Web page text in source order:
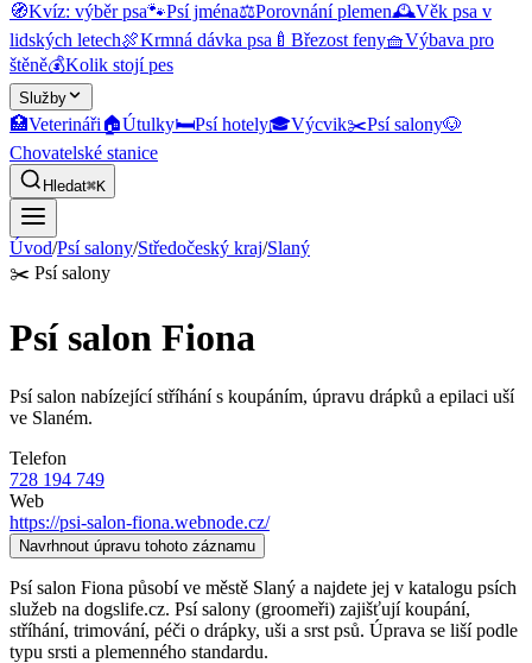
🧭Kvíz: výběr psa🐾Psí jména⚖️Porovnání plemen🕰️Věk psa v
lidských letech🍖Krmná dávka psa 🍼 Březost feny🧺Výbava pro
štěně💰Kolik stojí pes
Služby
🏥Veterináři🏠Útulky🛏️Psí hotely🎓Výcvik✂️Psí salony🐶
Chovatelské stanice
Hledat⌘K
Úvod/Psí salony/Středočeský kraj/Slaný
✂️ Psí salony
Psí salon Fiona
Psí salon nabízející stříhání s koupáním, úpravu drápků a epilaci uší
ve Slaném.
Telefon
728 194 749
Web
https://psi-salon-fiona.webnode.cz/
Navrhnout úpravu tohoto záznamu
Psí salon Fiona působí ve městě Slaný a najdete jej v katalogu psích
služeb na dogslife.cz. Psí salony (groomeři) zajišťují koupání,
stříhání, trimování, péči o drápky, uši a srst psů. Úprava se liší podle
typu srsti a plemenného standardu.